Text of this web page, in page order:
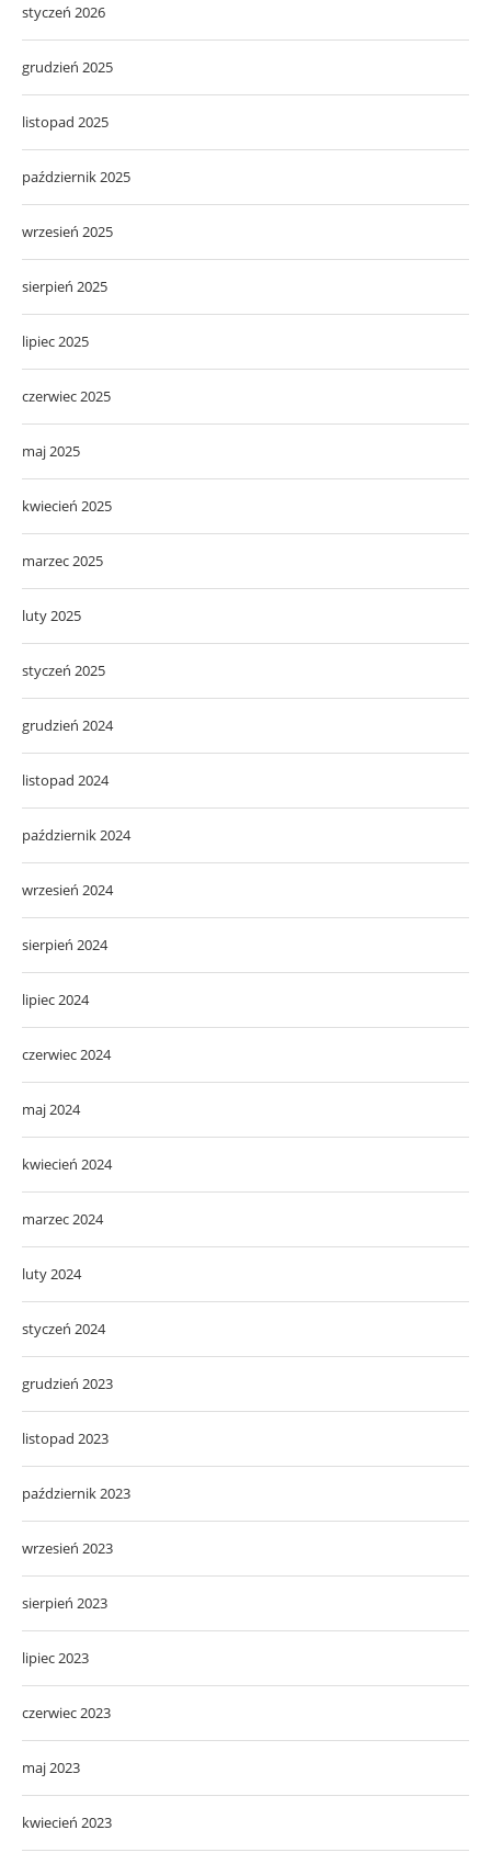
styczeń 2026
grudzień 2025
listopad 2025
październik 2025
wrzesień 2025
sierpień 2025
lipiec 2025
czerwiec 2025
maj 2025
kwiecień 2025
marzec 2025
luty 2025
styczeń 2025
grudzień 2024
listopad 2024
październik 2024
wrzesień 2024
sierpień 2024
lipiec 2024
czerwiec 2024
maj 2024
kwiecień 2024
marzec 2024
luty 2024
styczeń 2024
grudzień 2023
listopad 2023
październik 2023
wrzesień 2023
sierpień 2023
lipiec 2023
czerwiec 2023
maj 2023
kwiecień 2023